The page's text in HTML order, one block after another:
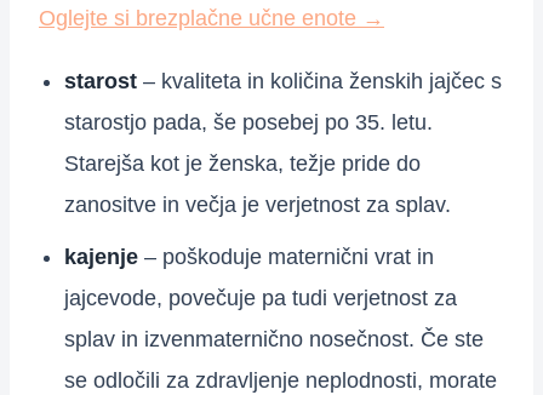
Oglejte si brezplačne učne enote →
starost– kvaliteta in količina ženskih jajčec s
starostjo pada, še posebej po 35. letu.
Starejša kot je ženska, težje pride do
zanositve in večja je verjetnost za splav.
kajenje– poškoduje maternični vrat in
jajcevode, povečuje pa tudi verjetnost za
splav in izvenmaternično nosečnost. Če ste
se odločili za zdravljenje neplodnosti, morate